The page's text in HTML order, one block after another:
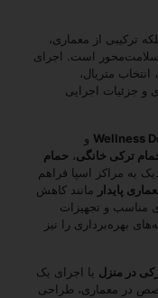
ترکیبی از معماری،
است. اجرای
متریال،
و جزئیات اجرایی
Wellness و
ترکی خانگی، حمام
به مراکز اسپا فراهم
پایدار مانند کاهش
مناسب و تجهیزات
بهره‌برداری را نیز
در منزل یا اجرای یک
در معماری، طراحی